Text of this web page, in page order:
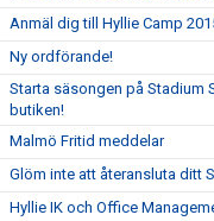
Anmäl dig till Hyllie Camp
Ny ordförande!
Starta säsongen på Stadium
butiken!
Malmö Fritid meddelar
Glöm inte att återansluta ditt
Hyllie IK och Office